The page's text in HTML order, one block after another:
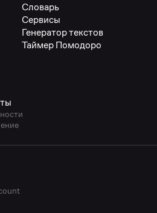
Словарь
Сервисы
Генератор текстов
Таймер Помодоро